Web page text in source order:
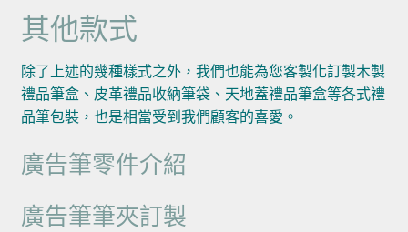
其他款式
除了上述的幾種樣式之外，我們也能為您客製化訂製木製
禮品筆盒、皮革禮品收納筆袋、天地蓋禮品筆盒等各式禮
品筆包裝，也是相當受到我們顧客的喜愛。
廣告筆零件介紹
廣告筆筆夾訂製